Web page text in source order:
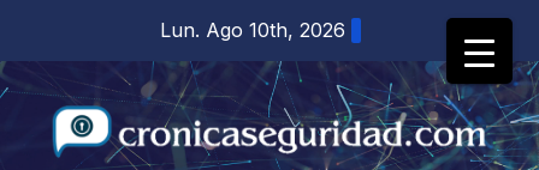
contenido
Lun. Ago 10th, 2026